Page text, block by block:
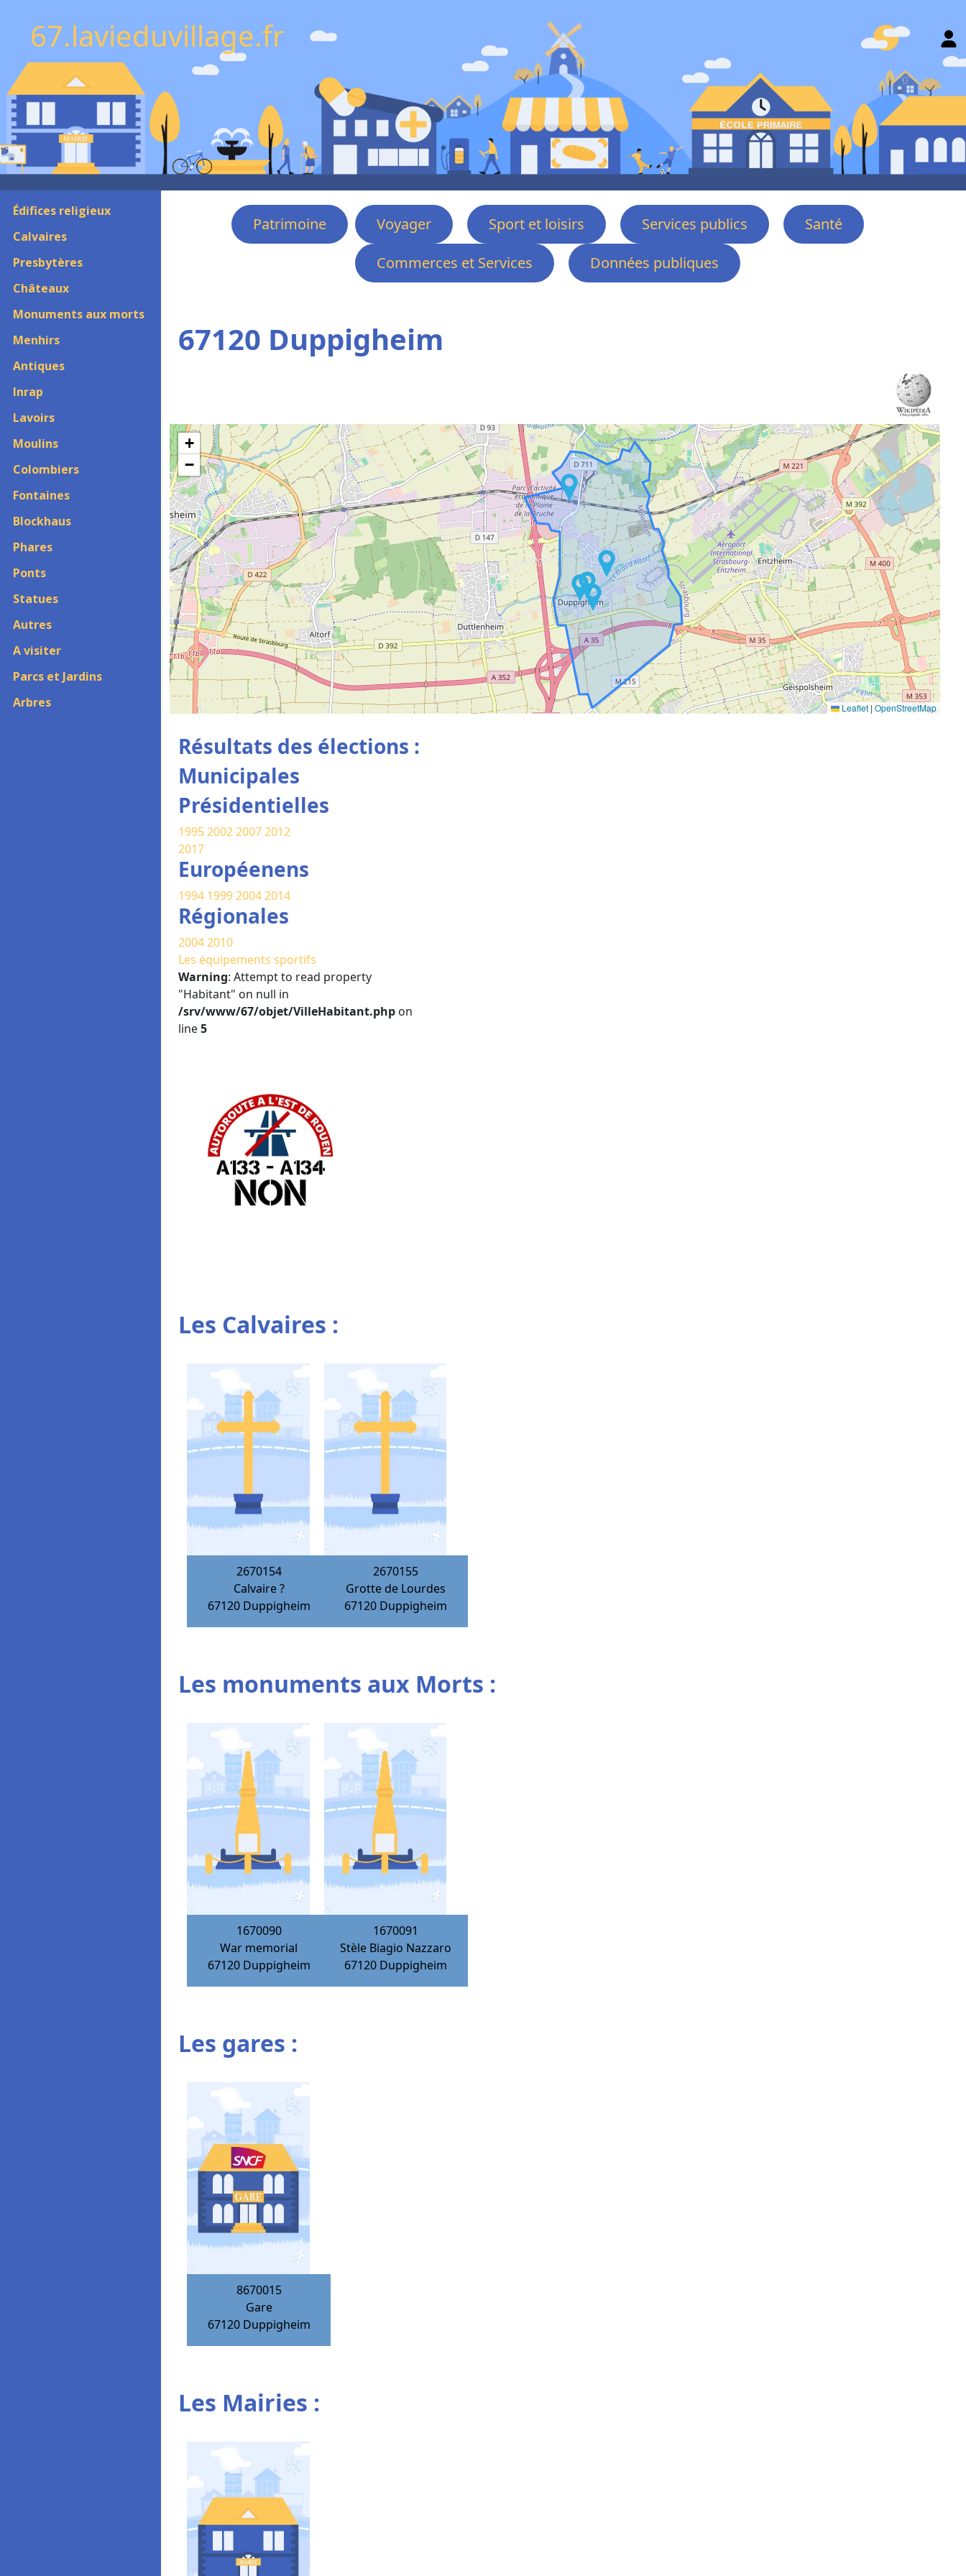
67.lavieduvillage.fr
Édifices religieux
Calvaires
Presbytères
Châteaux
Monuments aux morts
Menhirs
Antiques
Inrap
Lavoirs
Moulins
Colombiers
Fontaines
Blockhaus
Phares
Ponts
Statues
Autres
A visiter
Parcs et Jardins
Arbres
Patrimoine Voyager Sport et loisirs Services publics
Santé
Commerces et Services
Données publiques
67120 Duppigheim
+
−
Leaflet | OpenStreetMap
Résultats des élections :
Municipales
Présidentielles
1995200220072012
2017
Européenens
1994 199920042014
Régionales
20042010
Les équipements sportifs
Warning: Attempt to read property
"Habitant" on null in
/srv/www/67/objet/VilleHabitant.php on
line5
Les Calvaires :
2670154
Calvaire ?
67120 Duppigheim
2670155
Grotte de Lourdes
67120 Duppigheim
Les monuments aux Morts :
1670090
War memorial
67120 Duppigheim
1670091
Stèle Biagio Nazzaro
67120 Duppigheim
Les gares :
8670015
Gare
67120 Duppigheim
Les Mairies :